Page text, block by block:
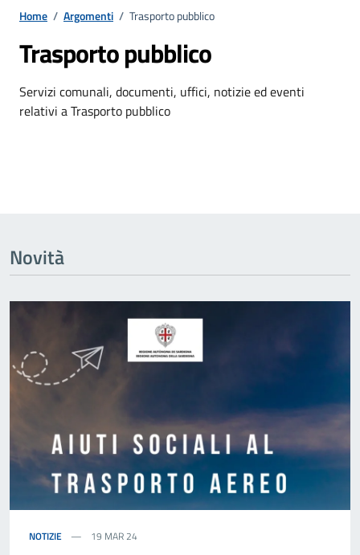
Home / Argomenti / Trasporto pubblico
Trasporto pubblico
Dettagli dell'argomento
Servizi comunali, documenti, uffici, notizie ed eventi
relativi a Trasporto pubblico
Novità
NOTIZIE 19 MAR 24